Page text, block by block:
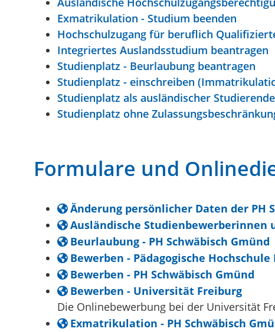
Exmatrikulation - Studium beenden
Hochschulzugang für beruflich
Integriertes Auslandsstudium beantragen
Studienplatz - Beurlaubung beantragen
Studienplatz - einschreiben
Studienplatz als ausländischer
Studienplatz ohne
Formulare und
Änderung persönlicher Daten der PH
Ausländische Studienbewerberinnen
Beurlaubung - PH Schwäbisch Gmünd
Bewerben - Pädagogische
Bewerben - PH Schwäbisch Gmünd
Bewerben - Universität Freiburg
Die Onlinebewerbung bei der Universität
Exmatrikulation - PH Schwäbisch